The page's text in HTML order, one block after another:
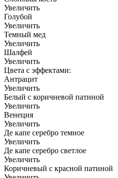
Увеличить
Голубой
Увеличить
Темный мед
Увеличить
Шалфей
Увеличить
Цвета с эффектами:
Антрацит
Увеличить
Белый с коричневой патиной
Увеличить
Венеция
Увеличить
Де капе серебро темное
Увеличить
Де капе серебро светлое
Увеличить
Коричневый с красной патиной